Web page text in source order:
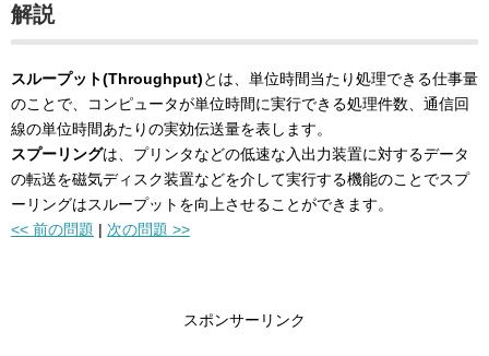
解説
スループット(Throughput)とは、単位時間当たり処理できる仕事量
のことで、コンピュータが単位時間に実行できる処理件数、通信回
線の単位時間あたりの実効伝送量を表します。
スプーリングは、プリンタなどの低速な入出力装置に対するデータ
の転送を磁気ディスク装置などを介して実行する機能のことでスプ
ーリングはスループットを向上させることができます。
<< 前の問題 | 次の問題 >>
スポンサーリンク